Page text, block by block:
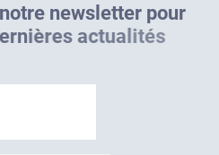
notre newsl etter pour
ernières actual ités